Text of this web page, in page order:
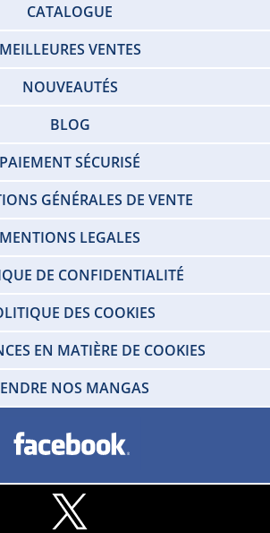
CATALOGUE
MEILLEURES VENTES
NOUVEAUTÉS
BLOG
PAIEMENT SÉCURISÉ
GÉNÉRALES DE VENTE
MENTIONS LEGALES
DE CONFIDENTIALITÉ
DES COOKIES
EN MATIÈRE DE COOKIES
NOS MANGAS